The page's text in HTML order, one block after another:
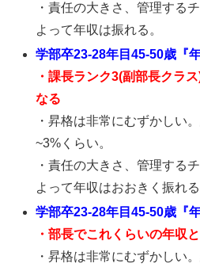
・責任の大きさ、管理する
よって年収は振れる。
学部卒23-28年目45-50歳『
・課長ランク3(副部長クラ
なる
・昇格は非常にむずかしい
~3%くらい。
・責任の大きさ、管理する
よって年収はおおきく振れる
学部卒23-28年目45-50歳『
・部長でこれくらいの年収
・昇格は非常にむずかしい